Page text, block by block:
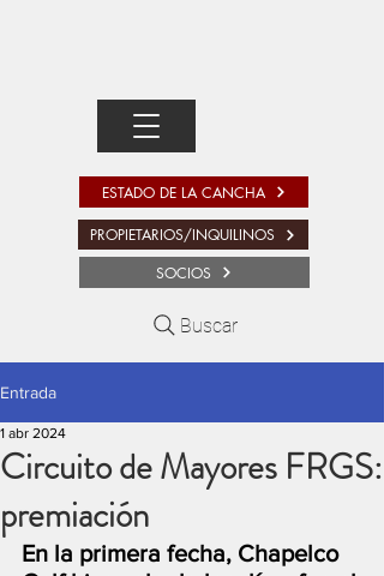
SOCIOS
ESTADO DE LA CANCHA
PROPIETARIOS/INQUILINOS
Buscar
Entrada
Circuito de Mayores FRGS:
premiación
1 abr 2024
En la primera fecha, Chapelco